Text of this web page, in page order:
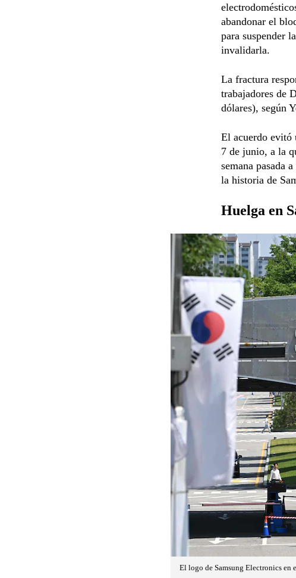
abandonar el
para suspender
invalidarla.
La fractura
trabajadores de
dólares), según
El acuerdo evitó
7 de junio, a la
semana pasada
la historia de
Huelga en
El logo de Samsung Electronics en